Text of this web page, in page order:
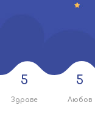
5
Здраве
5
Любов